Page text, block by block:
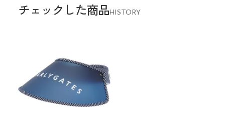
チェックした商品HISTORY